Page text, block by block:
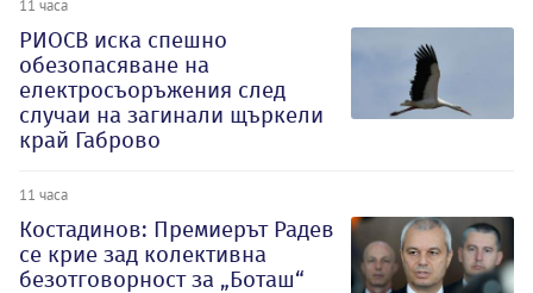
11 часа
РИОСВ иска спешно
обезопасяване на
електросъоръжения след
случаи на загинали щъркели
край Габрово
11 часа
Костадинов: Премиерът Радев
се крие зад колективна
безотговорност за „Боташ“